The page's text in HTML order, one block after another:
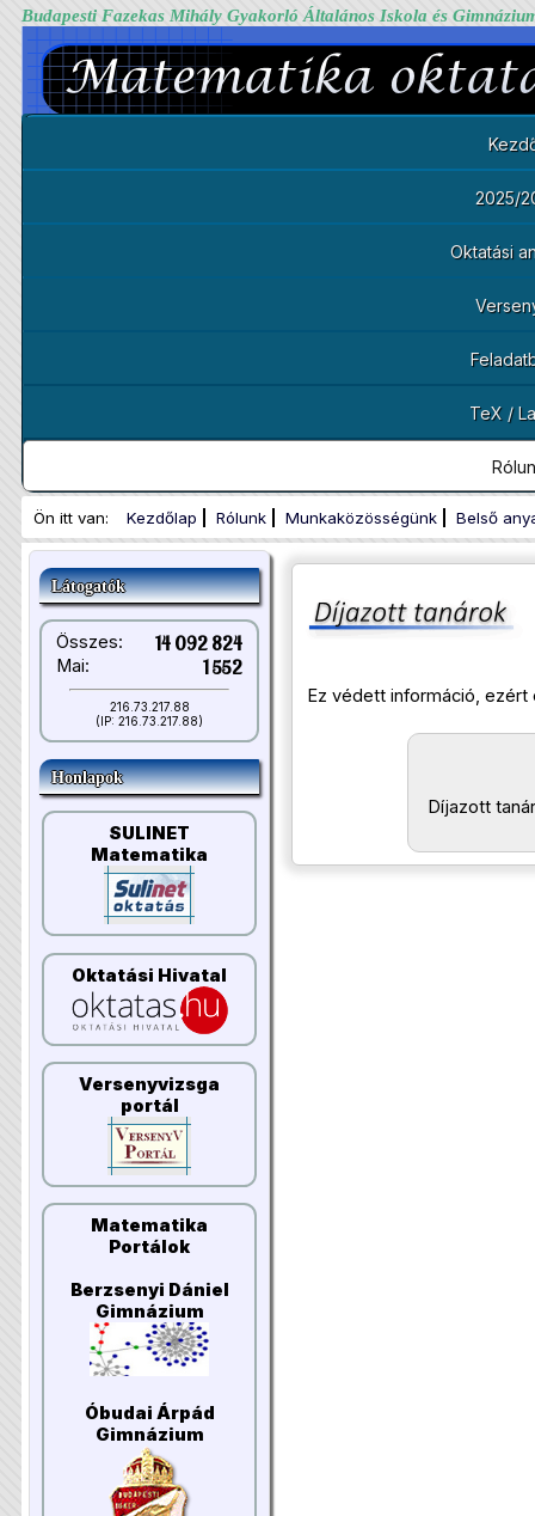
Budapesti Fazekas Mihály Gyakorló Általános Iskola és
2025/
Oktatási
TeX /
Ön itt van: Kezdőlap Rólunk Munkaközösségünk Belső
Látogatók
Összes: 14 092 824
Mai: 1 552
216.73.217.88
(IP: 216.73.217.88)
Honlapok
SULINET
Matematika
Oktatási Hivatal
Versenyvizsga
portál
Matematika
Portálok
Berzsenyi Dániel
Gimnázium
Óbudai Árpád
Gimnázium
Ez védett információ,
Díjazott